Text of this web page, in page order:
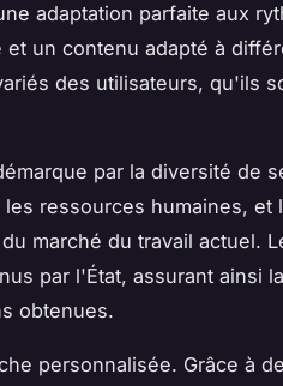
adaptation parfaite aux
un contenu adapté à
des utilisateurs, qu'ils
par la diversité de
ressources humaines, et
marché du travail actuel.
par l'État, assurant ainsi la
obtenues.
personnalisée. Grâce à